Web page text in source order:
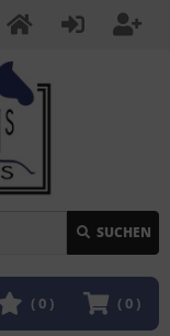
SUCHEN
(0 )
(0 )